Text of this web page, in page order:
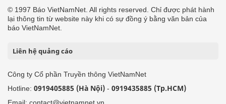
© 1997 Báo VietNamNet. All rights reserved. Chỉ được phát hành
lại thông tin từ website này khi có sự đồng ý bằng văn bản của
báo VietNamNet.
Liên hệ quảng cáo
Công ty Cổ phần Truyền thông VietNamNet
Hotline: 0919405885 (Hà Nội) - 0919435885 (Tp.HCM)